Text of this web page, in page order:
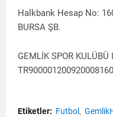
Halkbank Hesap No:
BURSA ŞB.
GEMLİK SPOR KULÜBÜ
Etiketler: Futbol